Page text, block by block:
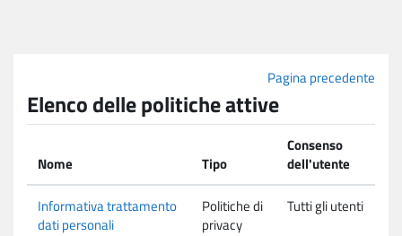
Pagina precedente
Elenco delle politiche attive
Nome Tipo
Consenso
dell'utente
Informativa trattamento
dati personali
Politiche di
privacy
Tutti gli utenti